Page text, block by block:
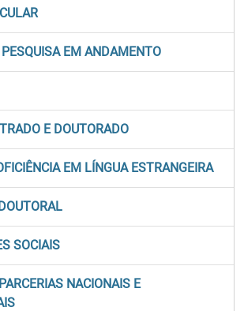
EM ANDAMENTO
E DOUTORADO
EM LÍNGUA ESTRANGEIRA
SOCIAIS
NACIONAIS E